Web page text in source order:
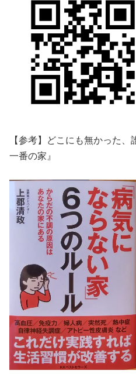
【参考】どこにも無かった
一番の家』